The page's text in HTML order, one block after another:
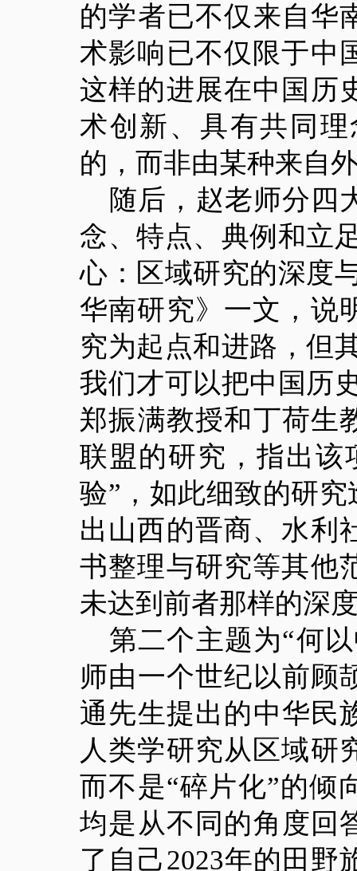
的学者已不仅来自华
术影响已不仅限于中
这样的进展在中国历
术创新、具有共同
的，而非由某种来自
随后，赵老师分四
念、特点、典例和立
心：区域研究的深度
华南研究》一文，说
究为起点和进路，但
我们才可以把中国历
郑振满教授和丁荷生
联盟的研究，指出该
验”，如此细致的研
出山西的晋商、水利
书整理与研究等其他
未达到前者那样的深
第二个主题为“何
师由一个世纪以前顾
通先生提出的中华民
人类学研究从区域研
而不是“碎片化”的倾
均是从不同的角度回
了自己2023年的田野